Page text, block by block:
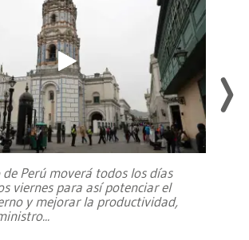
de Perú moverá todos los días
viernes para así potenciar el
y mejorar la productividad,
...